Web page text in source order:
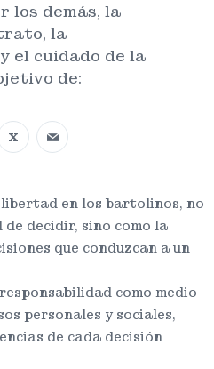
los demás, la
la
el cuidado de la
de:
X
en los bartolinos, no
de decidir, sino como la
que conduzcan a un
como medio
personales y sociales,
de cada decisión